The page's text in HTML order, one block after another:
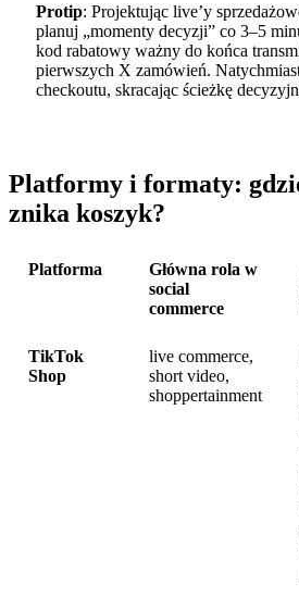
Protip: Projektując live’y
planuj „momenty decyzji” co 3–5
kod rabatowy ważny do końca
pierwszych X zamówień.
checkoutu, skracając ścieżkę
Platformy i formaty:
znika koszyk?
Platforma
Główna rola w
social
commerce
TikTok
Shop
live commerce,
short video,
shoppertainment